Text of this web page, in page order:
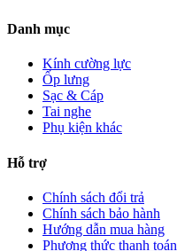
Danh mục
Kính cường lực
Ốp lưng
Sạc & Cáp
Tai nghe
Phụ kiện khác
Hỗ trợ
Chính sách đổi trả
Chính sách bảo hành
Hướng dẫn mua hàng
Phương thức thanh toán